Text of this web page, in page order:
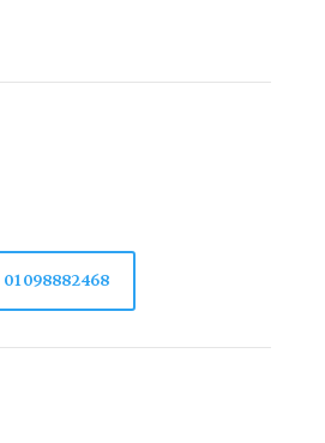
01098882468